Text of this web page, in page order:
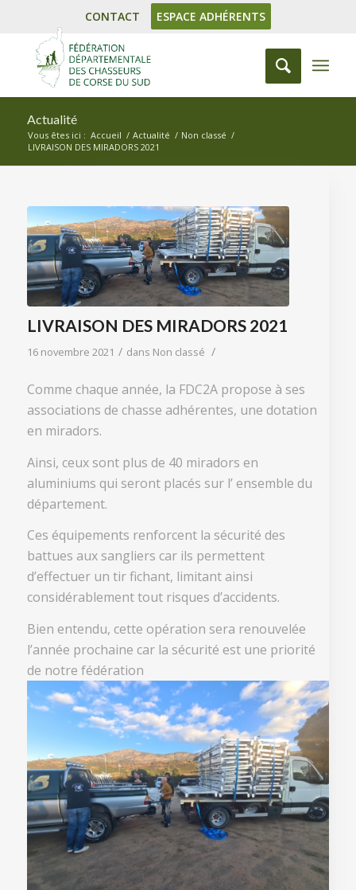
CONTACT ESPACE ADHÉRENTS
Actualité
Vous êtes ici : Accueil / Actualité / Non classé /
LIVRAISON DES MIRADORS 2021
LIVRAISON DES MIRADORS 2021
16 novembre 2021 / dans Non classé /
Comme chaque année, la FDC2A propose à ses
associations de chasse adhérentes, une dotation
en miradors.
Ainsi, ceux sont plus de 40 miradors en
aluminiums qui seront placés sur l’ ensemble du
département.
Ces équipements renforcent la sécurité des
battues aux sangliers car ils permettent
d’effectuer un tir fichant, limitant ainsi
considérablement tout risques d’accidents.
Bien entendu, cette opération sera renouvelée
l’année prochaine car la sécurité est une priorité
de notre fédération